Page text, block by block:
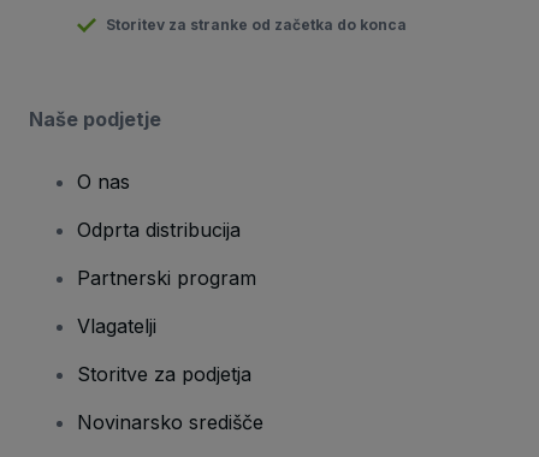
Storitev za stranke od začetka do konca
Naše podjetje
O nas
Odprta distribucija
Partnerski program
Vlagatelji
Storitve za podjetja
Novinarsko središče